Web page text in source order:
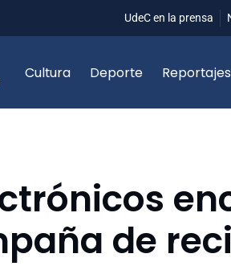
UdeC en la prensa
Cultura Deporte Reportajes
de